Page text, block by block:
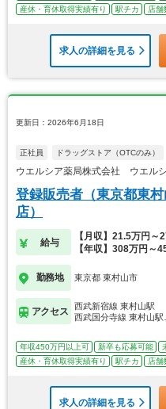
産休・育休取得実績有り
駅チカ 店舗
求人の詳細を見る
更新日：2026年6月18日
正社員 ドラッグストア（OTCのみ）
ウエルシア薬局株式会社 ウエル
登録販売者（東京都東
店）
給与
【月収】21.5万円～
【年収】308万円～
勤務地 東京都 東村山市
アクセス
西武新宿線 東村山駅
西武国分寺線 東村山
年収450万円以上可 新卒も応募可能
産休・育休取得実績有り
駅チカ 店舗
求人の詳細を見る